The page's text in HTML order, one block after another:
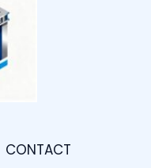
CONTACT